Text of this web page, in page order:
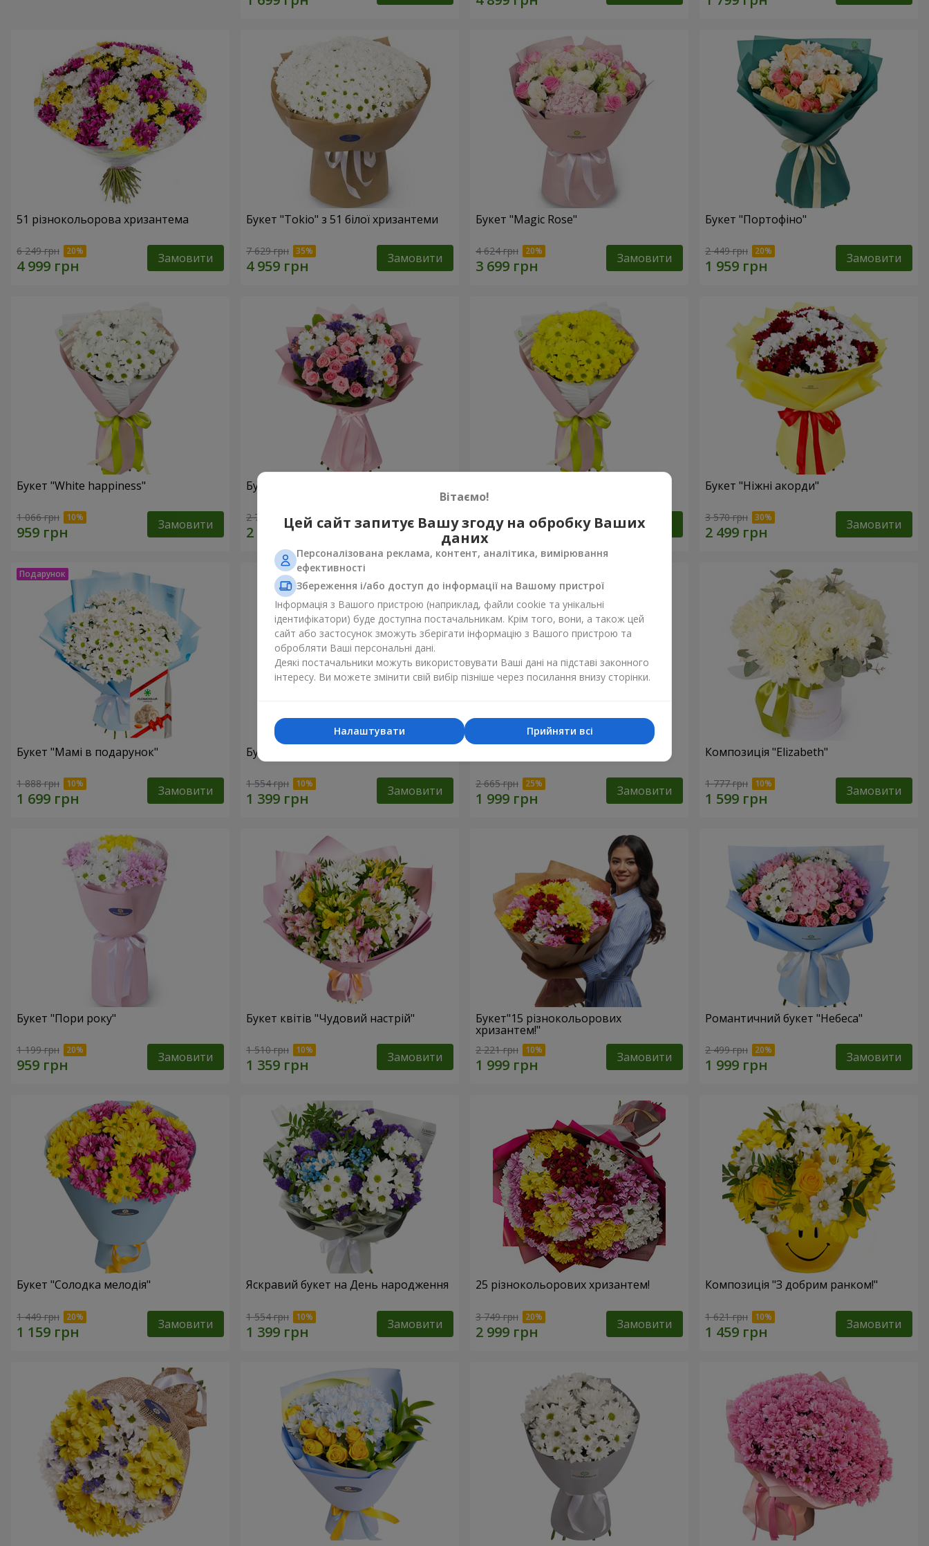
51 різнокольорова хризантема
6 249 грн Замовити
Букет "Tokio" з 51 білої хризантеми
7 629 грн Замовити
Букет "Magic Rose"
4 624 грн Замовити
Букет "Портофіно"
2 449 грн Замовити
Букет "White happiness"
1 066 грн Замовити
Букет "Ти прекрасна!"
2 777 грн Замовити 1 128 грн Замовити
Букет "Ніжні акорди"
3 570 грн Замовити
Букет "Мамі в подарунок"
1 888 грн Замовити
Букет "Сонечко моє"
1 554 грн Замовити 2 665 грн Замовити
Композиція "Elizabeth"
1 777 грн Замовити
Букет "Пори року"
1 199 грн Замовити
Букет квітів "Чудовий настрій"
1 510 грн Замовити
Букет"15 різнокольорових
хризантем!"
2 221 грн Замовити
Романтичний букет "Небеса"
2 499 грн Замовити
Букет "Солодка мелодія"
1 449 грн Замовити
Яскравий букет на День народження
1 554 грн Замовити
25 різнокольорових хризантем!
3 749 грн Замовити
Композиція "З добрим ранком!"
1 621 грн Замовити
Вітаємо!
Цей сайт запитує Вашу згоду на обробку Ваших
даних
Персоналізована реклама, контент, аналітика, вимірювання
ефективності
Збереження і/або доступ до інформації на Вашому пристрої
Інформація з Вашого пристрою (наприклад, файли cookie та унікальні
ідентифікатори) буде доступна постачальникам. Крім того, вони, а також цей
сайт або застосунок зможуть зберігати інформацію з Вашого пристрою та
обробляти Ваші персональні дані.
Деякі постачальники можуть використовувати Ваші дані на підставі законного
інтересу. Ви можете змінити свій вибір пізніше через посилання внизу сторінки.
Прийняти всі
Налаштувати